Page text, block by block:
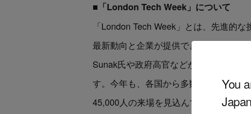
You
■「London Tech Week」について
「London Tech Week」とは、先進的
最新動向と企業が提供できる価値を発
Sunak氏や政府高官などが登壇し、ス
す。今年も、各国から多数のスタート
45,000人の来場を見込んでいます。